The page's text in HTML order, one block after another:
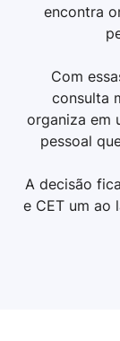
encontra
Com
consulta
organiza em
pessoal
A decisão
e CET um ao